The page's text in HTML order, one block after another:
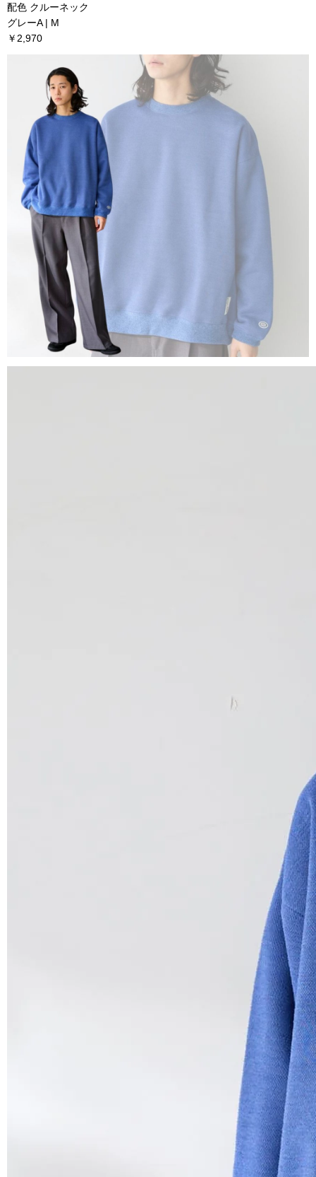
配色 クルーネック
グレーA | M
￥2,970